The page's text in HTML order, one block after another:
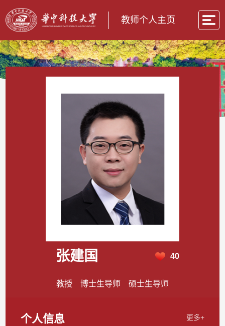
教师个人主页
张建国 40
教授 博士生导师 硕士生导师
个人信息 更多+